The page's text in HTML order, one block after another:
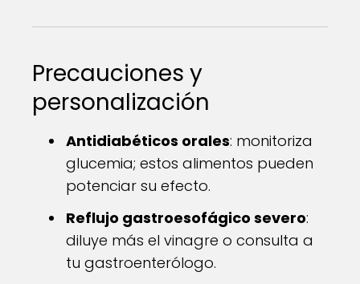
Precauciones y
personalización
Antidiabéticos orales: monitoriza
glucemia; estos alimentos pueden
potenciar su efecto.
Reflujo gastroesofágico severo:
diluye más el vinagre o consulta a
tu gastroenterólogo.